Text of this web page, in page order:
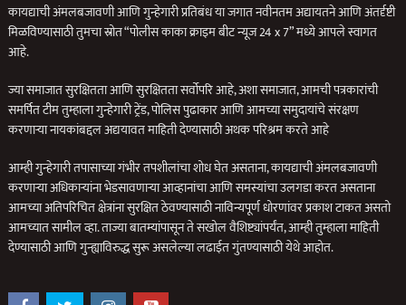
कायद्याची अंमलबजावणी आणि गुन्हेगारी प्रतिबंध या जगात नवीनतम अद्यायतने आणि अंतर्दृष्टी
मिळविण्यासाठी तुमचा स्रोत “पोलीस काका क्राइम बीट न्यूज 24 x 7” मध्ये आपले स्वागत
आहे.
ज्या समाजात सुरक्षितता आणि सुरक्षितता सर्वोपरि आहे, अशा समाजात, आमची पत्रकारांची
समर्पित टीम तुम्हाला गुन्हेगारी ट्रेंड, पोलिस पुढाकार आणि आमच्या समुदायांचे संरक्षण
करणार्‍या नायकांबद्दल अद्ययावत माहिती देण्यासाठी अथक परिश्रम करते आहे
आम्ही गुन्हेगारी तपासाच्या गंभीर तपशीलांचा शोध घेत असताना, कायद्याची अंमलबजावणी
करणार्‍या अधिकार्‍यांना भेडसावणार्‍या आव्हानांचा आणि समस्यांचा उलगडा करत असताना
आमच्या अतिपरिचित क्षेत्रांना सुरक्षित ठेवण्यासाठी नाविन्यपूर्ण धोरणांवर प्रकाश टाकत असतो
आमच्यात सामील व्हा. ताज्या बातम्यांपासून ते सखोल वैशिष्ट्यांपर्यंत, आम्ही तुम्हाला माहिती
देण्यासाठी आणि गुन्ह्याविरुद्ध सुरू असलेल्या लढाईत गुंतण्यासाठी येथे आहोत.